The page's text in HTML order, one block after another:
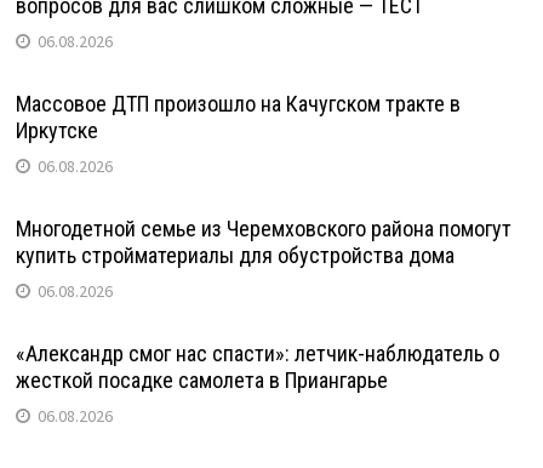
вопросов для вас слишком сложные — ТЕСТ
06.08.2026
Массовое ДТП произошло на Качугском тракте в
Иркутске
06.08.2026
Многодетной семье из Черемховского района помогут
купить стройматериалы для обустройства дома
06.08.2026
«Александр смог нас спасти»: летчик-наблюдатель о
жесткой посадке самолета в Приангарье
06.08.2026